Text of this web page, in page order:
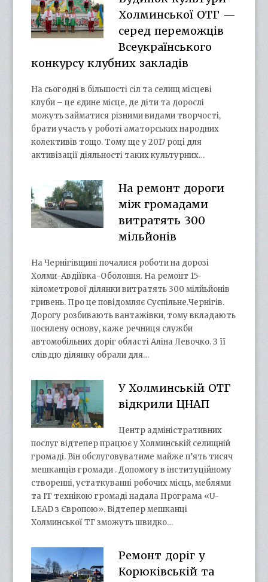
Холминської ОТГ —
серед переможців
Всеукраїнського
конкурсу клубних закладів
На сьогодні в більшості сіл та селищ місцеві
клуби – це єдине місце, де діти та дорослі
можуть займатися різними видами творчості,
брати участь у роботі аматорських народних
колективів тощо. Тому ще у 2017 році для
активізації діяльності таких культурних…
На ремонт дороги
між громадами
витратять 300
мільйонів
На Чернігівщині почалися роботи на дорозі
Холми-Авдіївка-Оболоння. На ремонт 15-
кілометрової ділянки витратять 300 мілйьйонів
гривень. Про це повідомляє Суспільне.Чернігів.
Дорогу розбивають вантажівки, тому вкладають
посилену основу, каже речниця служби
автомобільних доріг області Аліна Левочко. З її
слів,цю ділянку обрали для…
У Холминській ОТГ
відкрили ЦНАП
Центр адміністративних
послуг відтепер працює у Холминській селищній
громаді. Він обслуговуватиме майже п’ять тисяч
мешканців громади . Допомогу в інституційному
створенні, устаткуванні робочих місць, меблями
та ІТ технікою громаді надала Програма «U-
LEAD з Європою». Відтепер мешканці
Холминської ТГ зможуть швидко…
Ремонт доріг у
Корюківській та